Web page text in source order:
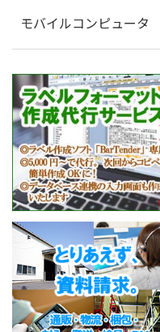
モバイルコンピュータ